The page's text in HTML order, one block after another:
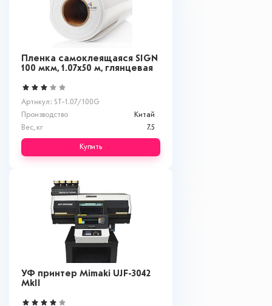
Пленка самоклеящаяся SIGN
100 мкм, 1.07x50 м, глянцевая
Артикул: ST-1.07/100G
Производство
Китай
Вес, кг
7.5
Купить
УФ принтер Mimaki UJF-3042
MkII